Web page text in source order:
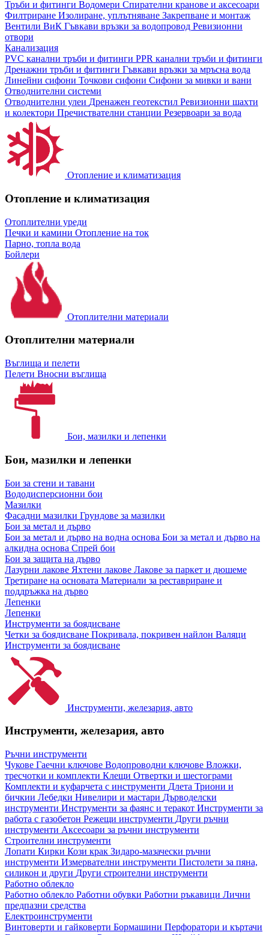
Тръби и фитинги Водомери Спирателни кранове и аксесоари
Филтриране Изолиране, уплътняване Закрепване и монтаж
Вентили ВиК Гъвкави връзки за водопровод Ревизионни
отвори
Канализация
PVC канални тръби и фитинги PPR канални тръби и фитинги
Дренажни тръби и фитинги Гъвкави връзки за мръсна вода
Линейни сифони Точкови сифони Сифони за мивки и вани
Отводнителни системи
Отводнителни улеи Дренажен геотекстил Ревизионни шахти
и колектори Пречиствателни станции Резервоари за вода
Отопление и климатизация
Отопление и климатизация
Отоплителни уреди
Печки и камини Отопление на ток
Парно, топла вода
Бойлери
Отоплителни материали
Отоплителни материали
Въглища и пелети
Пелети Вносни въглища
Бои, мазилки и лепенки
Бои, мазилки и лепенки
Бои за стени и тавани
Вододисперсионни бои
Мазилки
Фасадни мазилки Грундове за мазилки
Бои за метал и дърво
Бои за метал и дърво на водна основа Бои за метал и дърво на
алкидна основа Спрей бои
Бои за защита на дърво
Лазурни лакове Яхтени лакове Лакове за паркет и дюшеме
Третиране на основата Материали за реставриране и
поддръжка на дърво
Лепенки
Лепенки
Инструменти за боядисване
Четки за боядисване Покривала, покривен найлон Валяци
Инструменти за боядисване
Инструменти, железария, авто
Инструменти, железария, авто
Ръчни инструменти
Чукове Гаечни ключове Водопроводни ключове Вложки,
тресчотки и комплекти Клещи Отвертки и шестограми
Комплекти и куфарчета с инструменти Длета Триони и
бичкии Лебедки Нивелири и мастари Дърводелски
инструменти Инструменти за фаянс и теракот Инструменти за
работа с газобетон Режещи инструменти Други ръчни
инструменти Аксесоари за ръчни инструменти
Строителни инструменти
Лопати Кирки Кози крак Зидаро-мазачески ръчни
инструменти Измервателни инструменти Пистолети за пяна,
силикон и други Други строителни инструменти
Работно облекло
Работно облекло Работни обувки Работни ръкавици Лични
предпазни средства
Електроинструменти
Винтоверти и гайковерти Бормашини Перфоратори и къртачи